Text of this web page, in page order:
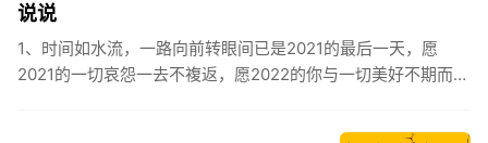
说说
1、时间如水流，一路向前转眼间已是2021的最后一天，愿
2021的一切哀怨一去不複返，愿2022的你与一切美好不期而